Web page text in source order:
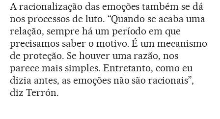
A racionalização das emoções também se dá
nos processos de luto. “Quando se acaba uma
relação, sempre há um período em que
precisamos saber o motivo. É um mecanismo
de proteção. Se houver uma razão, nos
parece mais simples. Entretanto, como eu
dizia antes, as emoções não são racionais”,
diz Terrón.